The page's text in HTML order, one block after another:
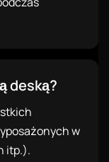
deską?
w
itp.).